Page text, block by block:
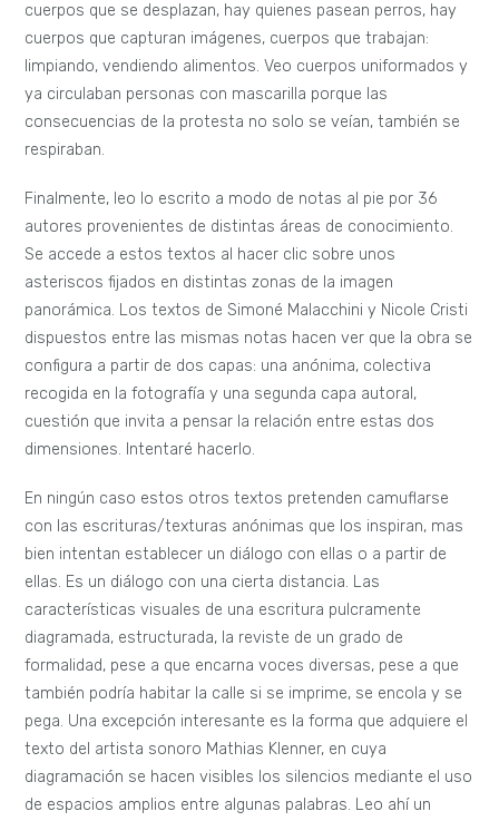
cuerpos que se desplazan, hay quienes pasean perros, hay
cuerpos que capturan imágenes, cuerpos que trabajan:
limpiando, vendiendo alimentos. Veo cuerpos uniformados y
ya circulaban personas con mascarilla porque las
consecuencias de la protesta no solo se veían, también se
respiraban.
Finalmente, leo lo escrito a modo de notas al pie por 36
autores provenientes de distintas áreas de conocimiento.
Se accede a estos textos al hacer clic sobre unos
asteriscos fijados en distintas zonas de la imagen
panorámica. Los textos de Simoné Malacchini y Nicole Cristi
dispuestos entre las mismas notas hacen ver que la obra se
configura a partir de dos capas: una anónima, colectiva
recogida en la fotografía y una segunda capa autoral,
cuestión que invita a pensar la relación entre estas dos
dimensiones. Intentaré hacerlo.
En ningún caso estos otros textos pretenden camuflarse
con las escrituras/texturas anónimas que los inspiran, mas
bien intentan establecer un diálogo con ellas o a partir de
ellas. Es un diálogo con una cierta distancia. Las
características visuales de una escritura pulcramente
diagramada, estructurada, la reviste de un grado de
formalidad, pese a que encarna voces diversas, pese a que
también podría habitar la calle si se imprime, se encola y se
pega. Una excepción interesante es la forma que adquiere el
texto del artista sonoro Mathias Klenner, en cuya
diagramación se hacen visibles los silencios mediante el uso
de espacios amplios entre algunas palabras. Leo ahí un